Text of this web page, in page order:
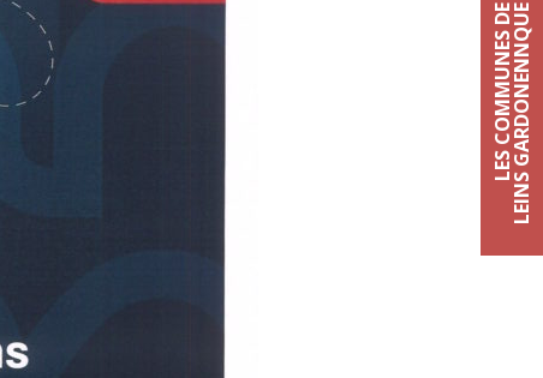
LES COMMUNES DELEINS GARDONENNQUE